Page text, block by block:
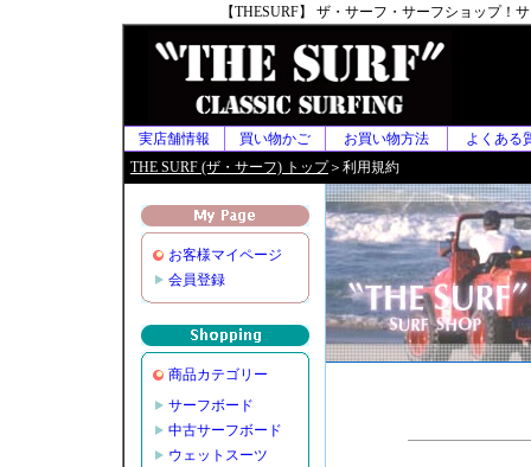
【THESURF】 ザ・サーフ・サーフショップ
実店舗情報 買い物かご お買い物方法
よくある
THE SURF (ザ・サーフ) トップ＞利用規約
お客様マイページ
会員登録
商品カテゴリー
サーフボード
中古サーフボード
ウェットスーツ